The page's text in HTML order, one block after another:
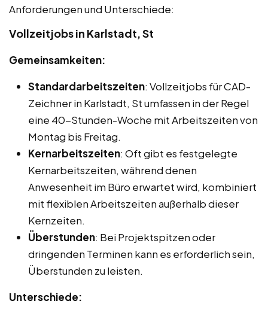
Anforderungen und Unterschiede:
Vollzeitjobs in Karlstadt, St
Gemeinsamkeiten:
Standardarbeitszeiten: Vollzeitjobs für CAD-
Zeichner in Karlstadt, St umfassen in der Regel
eine 40-Stunden-Woche mit Arbeitszeiten von
Montag bis Freitag.
Kernarbeitszeiten: Oft gibt es festgelegte
Kernarbeitszeiten, während denen
Anwesenheit im Büro erwartet wird, kombiniert
mit flexiblen Arbeitszeiten außerhalb dieser
Kernzeiten.
Überstunden: Bei Projektspitzen oder
dringenden Terminen kann es erforderlich sein,
Überstunden zu leisten.
Unterschiede: